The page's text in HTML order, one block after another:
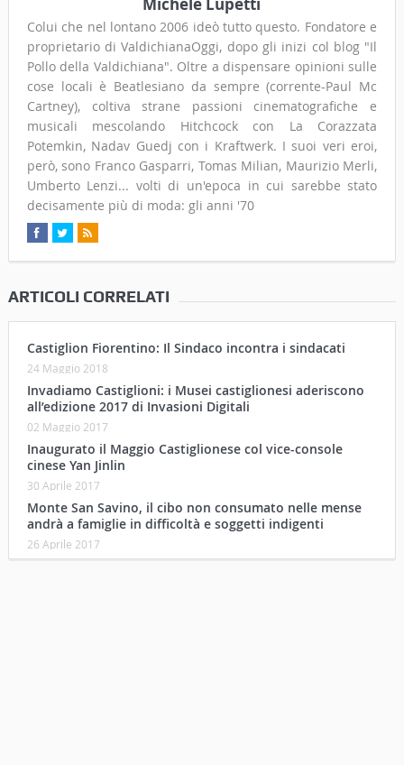
Michele Lupetti
Colui che nel lontano 2006 ideò tutto questo. Fondatore e
proprietario di ValdichianaOggi, dopo gli inizi col blog "Il
Pollo della Valdichiana". Oltre a dispensare opinioni sulle
cose locali è Beatlesiano da sempre (corrente-Paul Mc
Cartney), coltiva strane passioni cinematografiche e
musicali mescolando Hitchcock con La Corazzata
Potemkin, Nadav Guedj con i Kraftwerk. I suoi veri eroi,
però, sono Franco Gasparri, Tomas Milian, Maurizio Merli,
Umberto Lenzi... volti di un'epoca in cui sarebbe stato
decisamente più di moda: gli anni '70
ARTICOLI CORRELATI
Castiglion Fiorentino: Il Sindaco incontra i sindacati
24 Maggio 2018
Invadiamo Castiglioni: i Musei castiglionesi aderiscono
all’edizione 2017 di Invasioni Digitali
02 Maggio 2017
Inaugurato il Maggio Castiglionese col vice-console
cinese Yan Jinlin
30 Aprile 2017
Monte San Savino, il cibo non consumato nelle mense
andrà a famiglie in difficoltà e soggetti indigenti
26 Aprile 2017